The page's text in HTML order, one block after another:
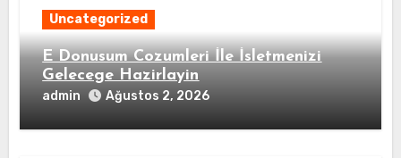
Uncategorized
E Donusum Cozumleri İle İsletmenizi
Gelecege Hazirlayin
admin Ağustos 2, 2026